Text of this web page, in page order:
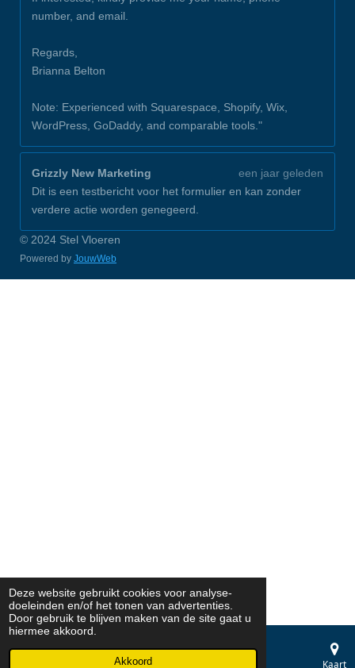
Deze website gebruikt cookies voor analyse-
doeleinden en/of het tonen van advertenties.
Door gebruik te blijven maken van de site gaat u
hiermee akkoord.
Akkoord
number, and email.
Regards,
Brianna Belton
Note: Experienced with Squarespace, Shopify, Wix,
WordPress, GoDaddy, and comparable tools."
Grizzly New Marketing
een jaar geleden
Dit is een testbericht voor het formulier en kan zonder
verdere actie worden genegeerd.
© 2024 Stel Vloeren
Powered by JouwWeb
Kaart